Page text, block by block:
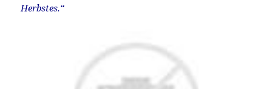
Herbstes.“